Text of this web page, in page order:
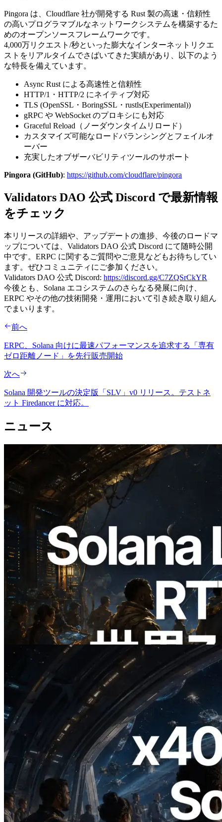
Pingora は、Cloudflare 社が開発する Rust 製の高速・信頼性
の高いプログラマブルなネットワークシステムを構築するた
めのオープンソースフレームワークです。
4,000万リクエスト/秒といった膨大なインターネットリクエ
ストをリアルタイムでさばいてきた実績があり、以下のよう
な特長を備えています。
Async Rust による高速性と信頼性
HTTP/1・HTTP/2 にネイティブ対応
TLS (OpenSSL・BoringSSL・rustls(Experimental))
gRPC や WebSocket のプロキシにも対応
Graceful Reload（ノーダウンタイムリロード）
カスタマイズ可能なロードバランシングとフェイルオ
ーバー
充実したオブザーバビリティツールのサポート
Pingora (GitHub): https://github.com/cloudflare/pingora
Validators DAO 公式 Discord で最新情報
をチェック
本リリースの詳細や、アップデートの進捗、今後のロードマ
ップについては、Validators DAO 公式 Discord にて随時公開
中です。ERPC に関するご質問やご意見などもお待ちしてい
ます。ぜひコミュニティにご参加ください。
Validators DAO 公式 Discord: https://discord.gg/C7ZQSrCkYR
今後とも、Solana エコシステムのさらなる発展に向け、
ERPC やその他の技術開発・運用において引き続き取り組ん
でまいります。
前へ
ERPC、Solana 向けに最速パフォーマンスを追求する「専有
ゼロ距離ノード」を先行販売開始
次へ
Solana 開発ツールの決定版「SLV」v0 リリース。テストネ
ット Firedancer に対応。
ニュース
2026.08.05
ERPC、Solana Leader Slot APIを世界7
リージョンのping計測に拡張—
Validators Information APIも公開
この記事を読む
2026.07.04
ERPC、x402 決済対応の Solana RPC を
公開 — AI エージェントが必要な API
にその場で支払う時代の幕開け